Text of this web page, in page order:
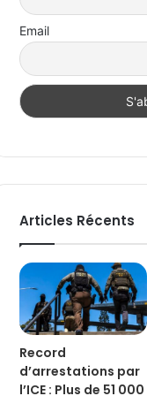
Email
Articles Récents
Record
d’arrestations par
l’ICE : Plus de 51 000